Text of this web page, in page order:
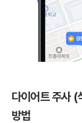
다이어트 주사 (
방법